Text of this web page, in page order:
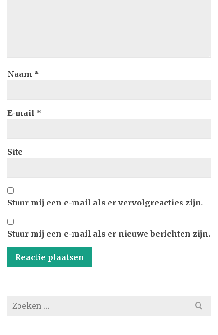
Naam *
E-mail *
Site
Stuur mij een e-mail als er vervolgreacties zijn.
Stuur mij een e-mail als er nieuwe berichten zijn.
Zoek